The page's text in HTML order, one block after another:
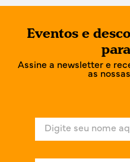
Eventos e
Assine a newsletter e
as
e